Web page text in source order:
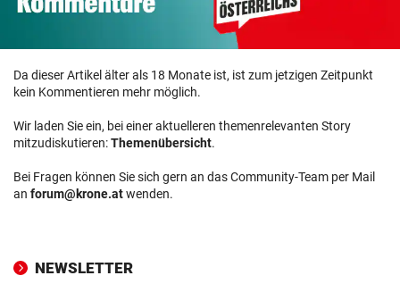
Da dieser Artikel älter als 18 Monate ist, ist zum jetzigen Zeitpunkt
kein Kommentieren mehr möglich.
Wir laden Sie ein, bei einer aktuelleren themenrelevanten Story
mitzudiskutieren:Themenübersicht.
Bei Fragen können Sie sich gern an das Community-Team per Mail
an forum@krone.atwenden.
NEWSLETTER